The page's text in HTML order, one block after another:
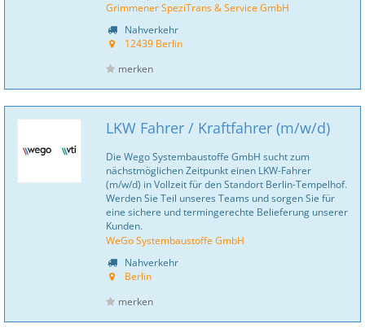
Grimmener SpeziTrans & Service GmbH
Nahverkehr
12439 Berlin
merken
LKW Fahrer / Kraftfahrer (m/w/d)
Die Wego Systembaustoffe GmbH sucht zum
nächstmöglichen Zeitpunkt einen LKW-Fahrer
(m/w/d) in Vollzeit für den Standort Berlin-Tempelhof.
Werden Sie Teil unseres Teams und sorgen Sie für
eine sichere und termingerechte Belieferung unserer
Kunden.
WeGo Systembaustoffe GmbH
Nahverkehr
Berlin
merken